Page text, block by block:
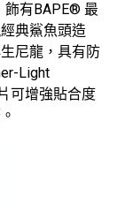
飾有BAPE® 最
典鯊魚頭造
尼龍，具有防
Light
可增強貼合度